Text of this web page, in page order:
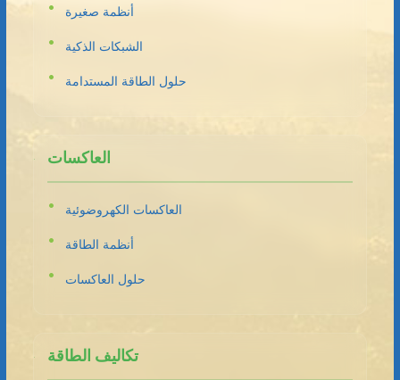
أنظمة صغيرة
الشبكات الذكية
حلول الطاقة المستدامة
العاكسات
العاكسات الكهروضوئية
أنظمة الطاقة
حلول العاكسات
تكاليف الطاقة